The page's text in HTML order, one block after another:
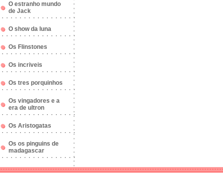
O estranho mundo
de Jack
O show da luna
Os Flinstones
Os incriveis
Os tres porquinhos
Os vingadores e a
era de ultron
Os Aristogatas
Os os pinguins de
madagascar